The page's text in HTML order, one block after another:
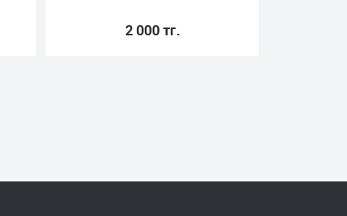
22 100 тг.